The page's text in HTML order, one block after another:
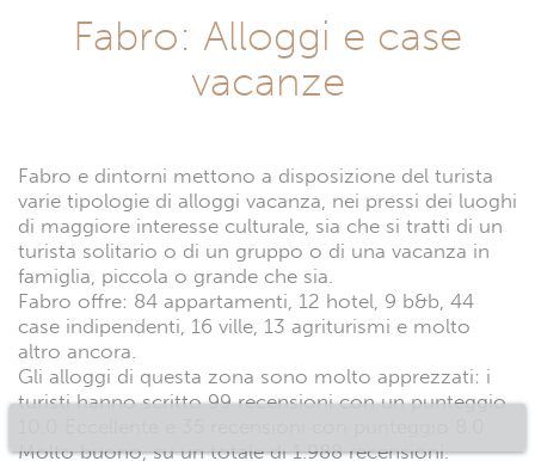
Fabro: Alloggi e case
vacanze
Fabro e dintorni mettono a disposizione del turista
varie tipologie di alloggi vacanza, nei pressi dei luoghi
di maggiore interesse culturale, sia che si tratti di un
turista solitario o di un gruppo o di una vacanza in
famiglia, piccola o grande che sia.
Fabro offre: 84 appartamenti, 12 hotel, 9 b&b, 44
case indipendenti, 16 ville, 13 agriturismi e molto
altro ancora.
Gli alloggi di questa zona sono molto apprezzati: i
turisti hanno scritto 99 recensioni con un punteggio
Molto buono, su un totale di 1.988 recensioni.